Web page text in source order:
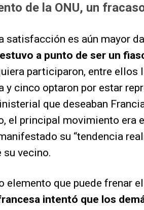
de la ONU, un
satisfacción es aún mayor
a punto de ser un
participaron, entre ellos
y cinco optaron por estar
que deseaban
el principal movimiento era
su “tendencia
su vecino.
elemento que puede frenar
intentó que los